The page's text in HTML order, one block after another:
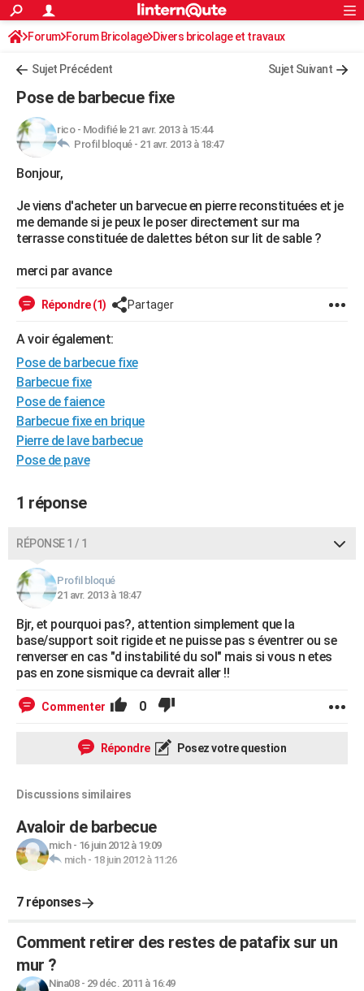
ACTUALITÉS
Politique
Société
Faits Divers
Education
Monde
Villes
+
FINANCE
Retraite
Impôts
Epargne
Immobilier
Risques naturels par ville
Banque
Assurance
Crédit
AUTO
Essais
Réserver un essai
Citadines
Berlines
SUV
Forum auto
+HIGH-TECH
Mobiles
Meilleur smartphone
Internet
Ordinateurs
Jeux vidéo
Guide high-tech
+BRICOLAGE
Forum
Aménagement intérieur
Extérieur
Cuisine
Salle de bains
Jardinage
Rangement
Guides de France
Escapades
Patrimoine
Expositions
Week-end nature
Art de vivre
Bien-être
Loisirs
Mode
Modes de vie
Alimentation
Guide de la santé
Maladies
Médicaments
Sommeil
Destinations
City break
Voyage nature
Voyage de noces
Forum
Climat
+PHOTO
GUIDES D'ACHAT
BONS PLANS
Carte de Noël
Carte Bonne année
Carte Saint-Valentin
Carte Pâques
Carte d'anniversaire
DICTIONNAIRE
Dictionnaire
Biographies
Citations
Expressions
Proverbes
PROGRAMME TV
COPAINS D'AVANT
S'inscrire
Se connecter
Lycées
Collèges
Primaires
Universités
Entreprises
Service militaire
Avis de recherche
FORUM
Bricolage
Lifestyle
Culture
Sport
Auto
Television
Voyage
Cinema
Rechercher
S'inscrire
Connexion
Forum Forum Bricolage Divers bricolage et travaux
Sujet Précédent Sujet Suivant
Pose de barbecue fixe
rico- Modifié le 21 avr. 2013 à 15:44
Profil bloqué - 21 avr. 2013 à 18:47
Bonjour,
Je viens d'acheter un barvecue en pierre reconstituées et je
me demande si je peux le poser directement sur ma
terrasse constituée de dalettes béton sur lit de sable ?
merci par avance
Répondre (1) Partager
A voir également:
Pose de barbecue fixe
Barbecue fixe
Pose de faience
Barbecue fixe en brique
Pierre de lave barbecue
Pose de pave
1 réponse
RÉPONSE 1 / 1
Profil bloqué
21 avr. 2013 à 18:47
Bjr, et pourquoi pas?, attention simplement que la
base/support soit rigide et ne puisse pas s éventrer ou se
renverser en cas "d instabilité du sol" mais si vous n etes
pas en zone sismique ca devrait aller !!
Commenter 0
Répondre Posez votre question
Discussions similaires
Avaloir de barbecue
mich- 16 juin 2012 à 19:09
mich- 18 juin 2012 à 11:26
7 réponses
Comment retirer des restes de patafix sur un
mur ?
Nina08- 29 déc. 2011 à 16:49